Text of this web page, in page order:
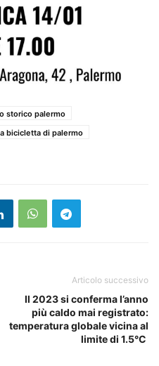
storico palermo
bicicletta di palermo
Articolo successivo
Il 2023 si conferma l’anno
più caldo mai registrato:
temperatura globale vicina al
limite di 1.5°C